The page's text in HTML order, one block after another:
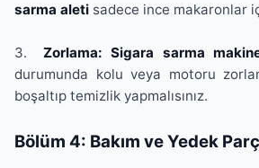
sarma aleti sadece ince makaronlar
3.
Zorlama: Sigara sarma
durumunda kolu veya motoru
boşaltıp temizlik yapmalısınız.
Bölüm 4: Bakım ve Yedek